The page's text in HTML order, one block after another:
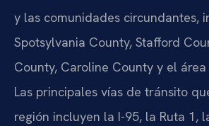
y las comunidades circundantes,
Spotsylvania County, Stafford
County, Caroline County y el
Las principales vías de tránsito
región incluyen la I-95, la Ruta 1,